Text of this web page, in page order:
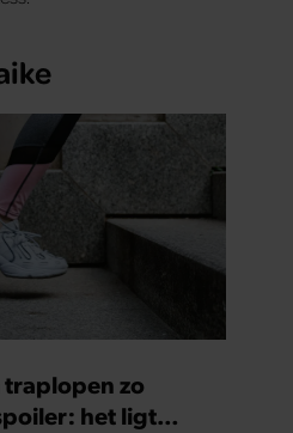
traplopen zo
het ligt